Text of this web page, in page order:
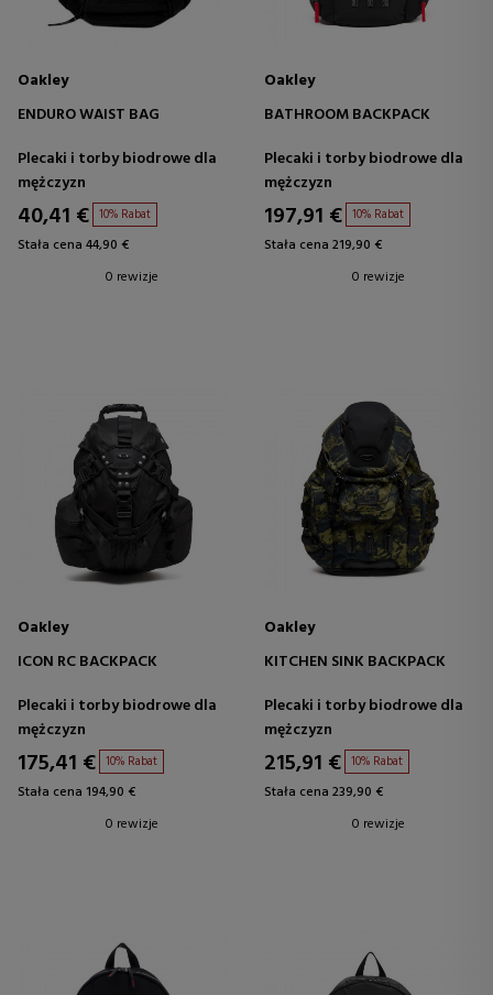
Oakley
ENDURO WAIST BAG
Plecaki i torby biodrowe dla
mężczyzn
40,41 € 10% Rabat
Stała cena 44,90 €
0 rewizje
Oakley
BATHROOM BACKPACK
Plecaki i torby biodrowe dla
mężczyzn
197,91 € 10% Rabat
Stała cena 219,90 €
0 rewizje
Oakley
ICON RC BACKPACK
Plecaki i torby biodrowe dla
mężczyzn
175,41 € 10% Rabat
Stała cena 194,90 €
0 rewizje
Oakley
KITCHEN SINK BACKPACK
Plecaki i torby biodrowe dla
mężczyzn
215,91 € 10% Rabat
Stała cena 239,90 €
0 rewizje